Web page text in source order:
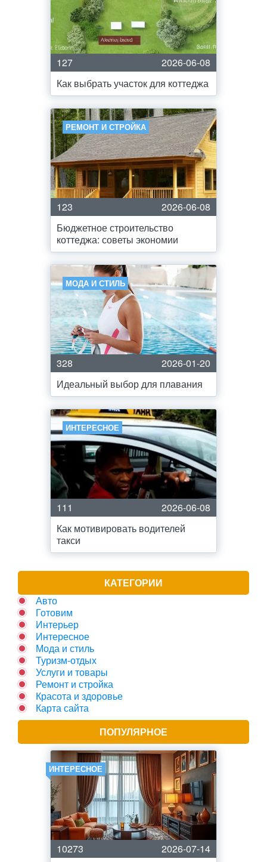
127
2026-06-08
Как выбрать участок для коттеджа
РЕМОНТ И СТРОЙКА
123
2026-06-08
Бюджетное строительство
коттеджа: советы экономии
МОДА И СТИЛЬ
328
2026-01-20
Идеальный выбор для плавания
ИНТЕРЕСНОЕ
111
2026-06-08
Как мотивировать водителей
такси
КАТЕГОРИИ
Авто
Готовим
Интерьер
Интересное
Мода и стиль
Туризм-отдых
Услуги и товары
Ремонт и стройка
Красота и здоровье
Карта сайта
ПОПУЛЯРНОЕ
ИНТЕРЕСНОЕ
10273
2026-07-14